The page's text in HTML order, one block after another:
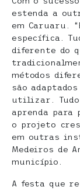
estenda a
em Caruaru.
específica.
diferente do
métodos
são
utilizar. Tudo
aprenda para
o projeto
em outras
Medeiros de
município.
A festa que